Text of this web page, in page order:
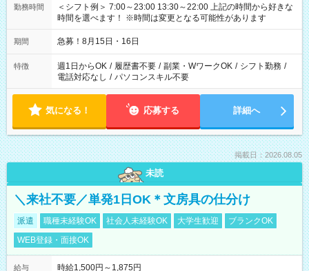
勤務時間
＜シフト例＞ 7:00～23:00 13:30～22:00 上記の時間から好きな
時間を選べます！ ※時間は変更となる可能性があります
期間 急募！8月15日・16日
特徴 週1日からOK / 履歴書不要 / 副業・WワークOK / シフト勤務 /
電話対応なし / パソコンスキル不要
気になる！ 応募する 詳細へ
掲載日：2026.08.05
未読
＼来社不要／単発1日OK＊文房具の仕分け
派遣 職種未経験OK 社会人未経験OK 大学生歓迎
ブランクOK
WEB登録・面接OK
給与 時給1,500円～1,875円